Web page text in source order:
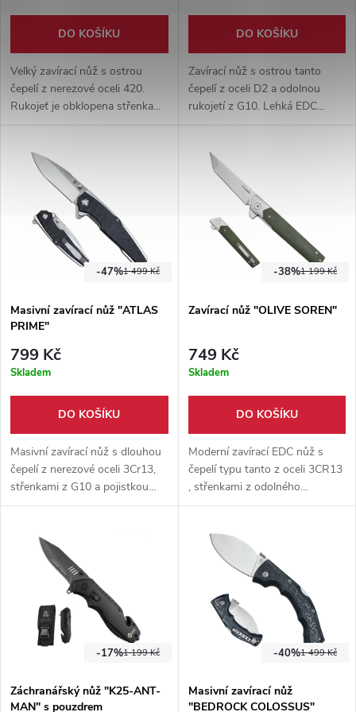
DO KOŠÍKU
Velký zavírací nůž s ostrou
čepelí z nerezové oceli 420.
Rukojeť je obklopena střenkami
nylonové pouzdro.
DO KOŠÍKU
Zavírací nůž s ostrou tanto
čepelí z oceli D2 a odolnou
rukojetí z G10. Lehká EDC
pohodlné každodenní nošení.
1 499 Kč
-47%
Masivní zavírací nůž "ATLAS
PRIME"
799 Kč
Skladem
DO KOŠÍKU
Masivní zavírací nůž s dlouhou
čepelí z nerezové oceli 3Cr13,
střenkami z G10 a pojistkou
liner lock. Robustní konstrukci
kolíček a kovový kapesní klip.
1 199 Kč
-38%
Zavírací nůž "OLIVE SOREN"
749 Kč
Skladem
DO KOŠÍKU
Moderní zavírací EDC nůž s
čepelí typu tanto z oceli 3CR13
, střenkami z odolného
materiálu G10 a pojistkou liner
usnadňuje pohodlné
každodenní nošení.
1 199 Kč
-17%
Záchranářský nůž "K25-ANT-
MAN" s pouzdrem
1 499 Kč
-40%
Masivní zavírací nůž
"BEDROCK COLOSSUS"